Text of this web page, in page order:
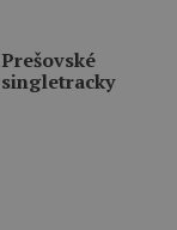
Prešovské
singletracky